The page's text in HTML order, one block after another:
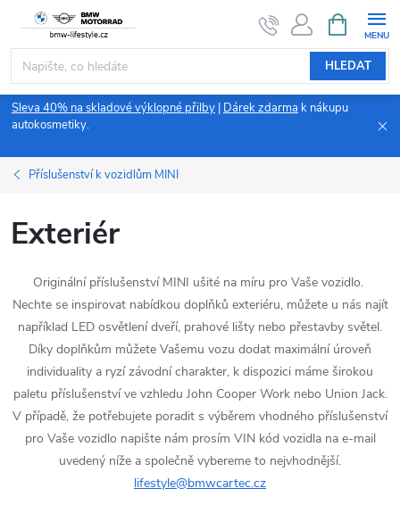
obsah
HLEDAT
NÁKUPNÍ
KOŠÍK
Sleva 40% na skladové výklopné přilby Dárek zdarma k nákupu
autokosmetiky.
Příslušenství k vozidlům MINI
Exteriér
Originální příslušenství MINI ušité na míru pro Vaše vozidlo.
Nechte se inspirovat nabídkou doplňků exteriéru, můžete u nás najít
například LED osvětlení dveří, prahové lišty nebo přestavby světel.
Díky doplňkům můžete Vašemu vozu dodat maximální úroveň
individuality a ryzí závodní charakter, k dispozici máme širokou
paletu příslušenství ve vzhledu John Cooper Work nebo Union Jack.
V případě, že potřebujete poradit s výběrem vhodného příslušenství
pro Vaše vozidlo napište nám prosím VIN kód vozidla na e-mail
uvedený níže a společně vybereme to nejvhodnější.
lifestyle@bmwcartec.cz